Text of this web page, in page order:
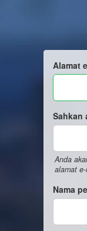
Alamat
Sahkan
Anda
alamat
Nama